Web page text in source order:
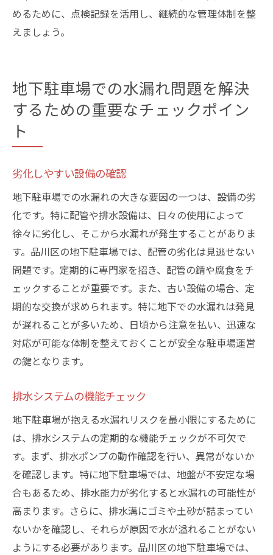
めるために、点検記録を活用し、継続的な管理体制を整
えましょう。
地下駐車場での水漏れ問題を解決
するための重要なチェックポイン
ト
劣化しやすい設備の確認
地下駐車場での水漏れの大きな要因の一つは、設備の劣
化です。特に配管や排水設備は、日々の使用によって
徐々に劣化し、そこから水漏れが発生することがありま
す。品川区の地下駐車場では、配管の劣化は見逃せない
問題です。定期的に専門家を招き、配管の錆や腐食をチ
ェックすることが重要です。また、古い設備の場合、定
期的な交換が求められます。特に地下での水漏れは発見
が遅れることが多いため、日頃から注意を払い、迅速な
対応が可能な体制を整えておくことが安全な駐車場運営
の鍵となります。
排水システムの機能チェック
地下駐車場が抱える水漏れリスクを最小限にするために
は、排水システムの定期的な機能チェックが不可欠で
す。まず、排水ポンプの動作確認を行い、異常がないか
を確認します。特に地下駐車場では、地盤が不安定な場
合もあるため、排水能力が劣化すると水漏れの可能性が
高まります。さらに、排水溝にゴミや土砂が詰まってい
ないかを確認し、それらが原因で水が溢れることがない
ようにする必要があります。品川区の地下駐車場では、